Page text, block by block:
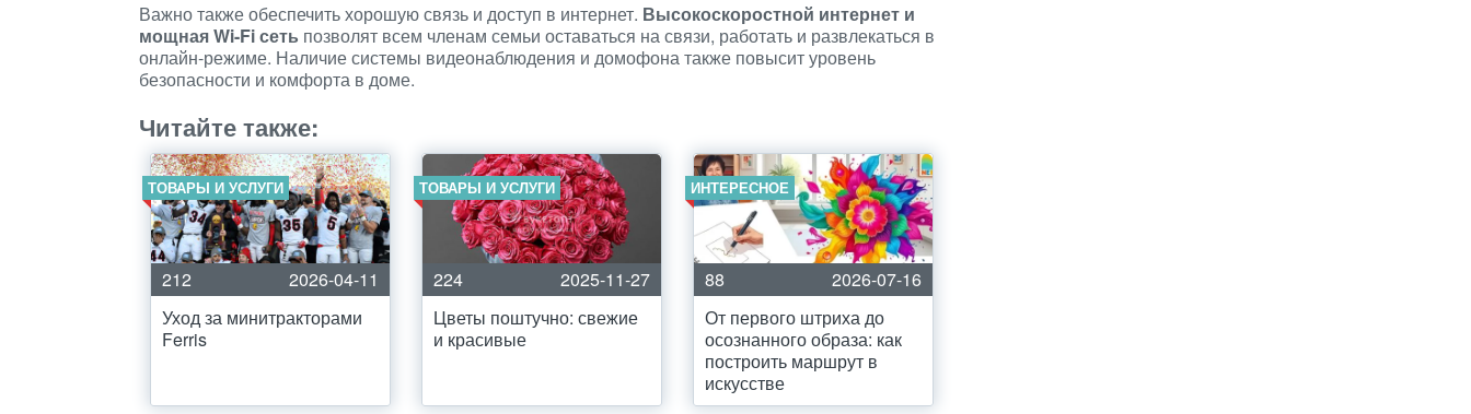
Важно также обеспечить хорошую связь и доступ в интернет. Высокоскоростной интернет и
мощная Wi-Fi сеть позволят всем членам семьи оставаться на связи, работать и развлекаться в
онлайн-режиме. Наличие системы видеонаблюдения и домофона также повысит уровень
безопасности и комфорта в доме.
Читайте также:
ТОВАРЫ И УСЛУГИ
212
2026-04-11
Уход за минитракторами
Ferris
ТОВАРЫ И УСЛУГИ
224
2025-11-27
Цветы поштучно: свежие
и красивые
ИНТЕРЕСНОЕ
88
2026-07-16
От первого штриха до
осознанного образа: как
построить маршрут в
искусстве